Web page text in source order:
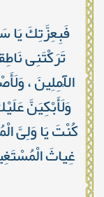
فَبِعِزَّتِكَ يَا
تَرَكْتَنِى
الْآمِلِينَ ،
وَلَأَبْكِيَنَّ
كُنْتَ يَا وَلِىَّ
غِياثَ